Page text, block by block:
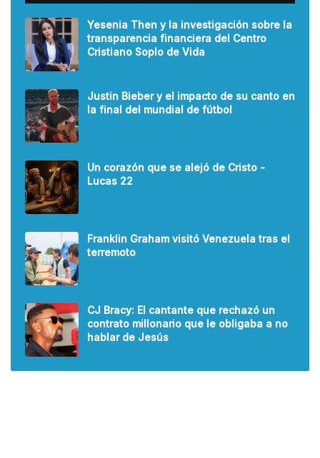
Yesenia Then y la investigación sobre la
transparencia financiera del Centro
Cristiano Soplo de Vida
Justin Bieber y el impacto de su canto en
la final del mundial de fútbol
Un corazón que se alejó de Cristo -
Lucas 22
Franklin Graham visitó Venezuela tras el
terremoto
CJ Bracy: El cantante que rechazó un
contrato millonario que le obligaba a no
hablar de Jesús